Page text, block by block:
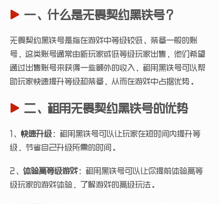
一、什么是无畏契约黑铁号？
无畏契约黑铁号是指在游戏中等级较低、装备一般的账
号，这类账号通常由新玩家或低等级玩家出售，他们希望
通过出售账号来获得一些额外的收入，租用黑铁号可以帮
助玩家快速提升等级和装备，从而在游戏中占据优势。
二、租用无畏契约黑铁号的优势
1、 快速升级 ：租用黑铁号可以让玩家在短时间内提升等
级，节省自己升级所需的时间。
2、 体验高等级游戏 ：租用黑铁号可以让你提前体验高等
级玩家的游戏体验，了解游戏的高级玩法。